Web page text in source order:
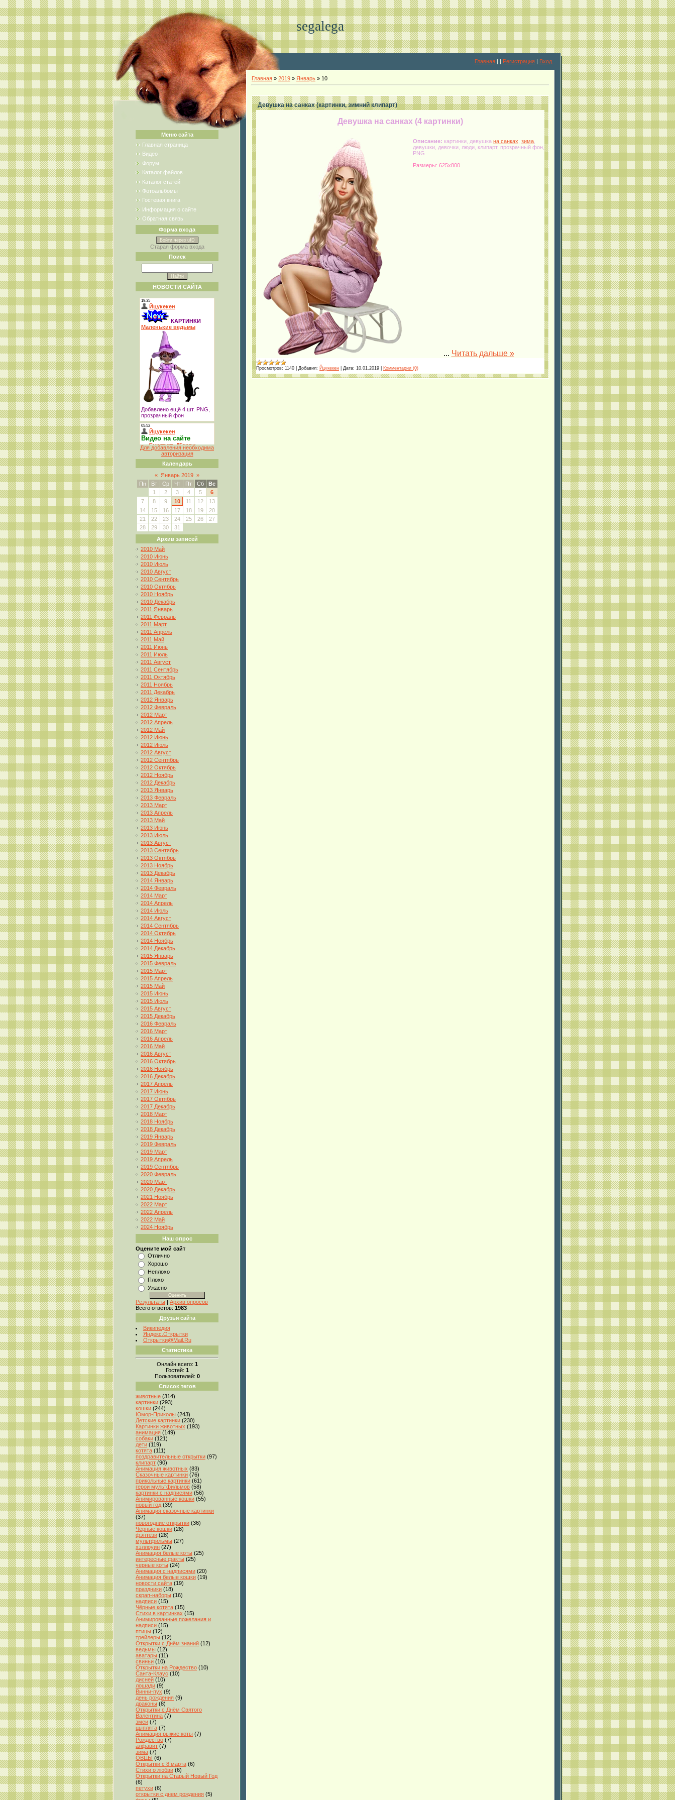
segalega
Главная | | Регистрация | Вход
Меню сайта
Главная страница
Видео
Форум
Каталог файлов
Каталог статей
Фотоальбомы
Гостевая книга
Информация о сайте
Обратная связь
Форма входа
Войти через uID
Старая форма входа
Поиск
НОВОСТИ САЙТА
Для добавления необходима
авторизация
Календарь
« Январь 2019 »
Пн
Вт Ср Чт Пт Сб
Вс
1
2 3 4 5
6
7
8 9 10 11 12
13
14
15 16 17 18 19
20
21
22 23 24 25 26
27
28
29 30
31
Архив записей
2010 Май
2010 Июнь
2010 Июль
2010 Август
2010 Сентябрь
2010 Октябрь
2010 Ноябрь
2010 Декабрь
2011 Январь
2011 Февраль
2011 Март
2011 Апрель
2011 Май
2011 Июнь
2011 Июль
2011 Август
2011 Сентябрь
2011 Октябрь
2011 Ноябрь
2011 Декабрь
2012 Январь
2012 Февраль
2012 Март
2012 Апрель
2012 Май
2012 Июнь
2012 Июль
2012 Август
2012 Сентябрь
2012 Октябрь
2012 Ноябрь
2012 Декабрь
2013 Январь
2013 Февраль
2013 Март
2013 Апрель
2013 Май
2013 Июнь
2013 Июль
2013 Август
2013 Сентябрь
2013 Октябрь
2013 Ноябрь
2013 Декабрь
2014 Январь
2014 Февраль
2014 Март
2014 Апрель
2014 Июль
2014 Август
2014 Сентябрь
2014 Октябрь
2014 Ноябрь
2014 Декабрь
2015 Январь
2015 Февраль
2015 Март
2015 Апрель
2015 Май
2015 Июнь
2015 Июль
2015 Август
2015 Декабрь
2016 Февраль
2016 Март
2016 Апрель
2016 Май
2016 Август
2016 Октябрь
2016 Ноябрь
2016 Декабрь
2017 Апрель
2017 Июнь
2017 Октябрь
2017 Декабрь
2018 Март
2018 Ноябрь
2018 Декабрь
2019 Январь
2019 Февраль
2019 Март
2019 Апрель
2019 Сентябрь
2020 Февраль
2020 Март
2020 Декабрь
2021 Ноябрь
2022 Март
2022 Апрель
2022 Май
2024 Ноябрь
Наш опрос
Оцените мой сайт
Отлично
Хорошо
Неплохо
Плохо
Ужасно
Результаты | Архив опросов
Всего ответов: 1983
Друзья сайта
Википедия
Яндекс.Открытки
Открытки@Mail.Ru
Статистика
Онлайн всего: 1
Гостей: 1
Пользователей: 0
Список тегов
животные (314)
картинки (293)
кошки (244)
Юмор-Приколы (243)
Детские картинки (230)
Картинки животных (193)
анимация (149)
собаки (121)
дети (119)
котята (111)
поздравительные открытки (97)
клипарт (90)
Анимация животных (83)
Сказочные картинки (76)
прикольные картинки (61)
герои мультфильмов (58)
картинки с надписями (56)
Анимированные кошки (55)
новый год (39)
Анимация сказочные картинки
(37)
новогодние открытки (36)
Чёрные кошки (28)
фэнтези (28)
мультфильмы (27)
хэллоуин (27)
Анимация белые коты (25)
интересные факты (25)
черные коты (24)
Анимация с надписями (20)
Анимация белые кошки (19)
новости сайта (19)
праздники (18)
скрап-наборы (16)
надписи (15)
Чёрные котята (15)
Стихи в картинках (15)
Анимированные пожелания и
надписи (15)
птицы (12)
трейлеры (12)
Открытки с Днём знаний (12)
ведьмы (12)
аватары (11)
свиньи (10)
Открытки на Рождество (10)
Санта-Клаус (10)
дисней (10)
лошади (9)
Винни-пух (9)
день рождения (9)
драконы (8)
Открытки с Днём Святого
Валентина (7)
змеи (7)
цыплята (7)
Анимация рыжие коты (7)
Рождество (7)
алфавит (7)
зима (7)
ОВЦЫ (6)
Открытки с 8 марта (6)
Стихи о любви (6)
Открытки на Старый Новый Год
(6)
петухи (6)
открытки с днем рождения (5)
Главная » 2019 » Январь » 10
Девушка на санках (картинки, зимний клипарт)
Девушка на санках (4 картинки)
Описание: картинки, девушка на санках зима
девушки, девочки, люди, клипарт, прозрачный фон,
PNG
Размеры: 625x800
... Читать дальше »
Просмотров: 1140 Добавил: Йцукекен Дата: 10.01.2019 Комментарии (0)